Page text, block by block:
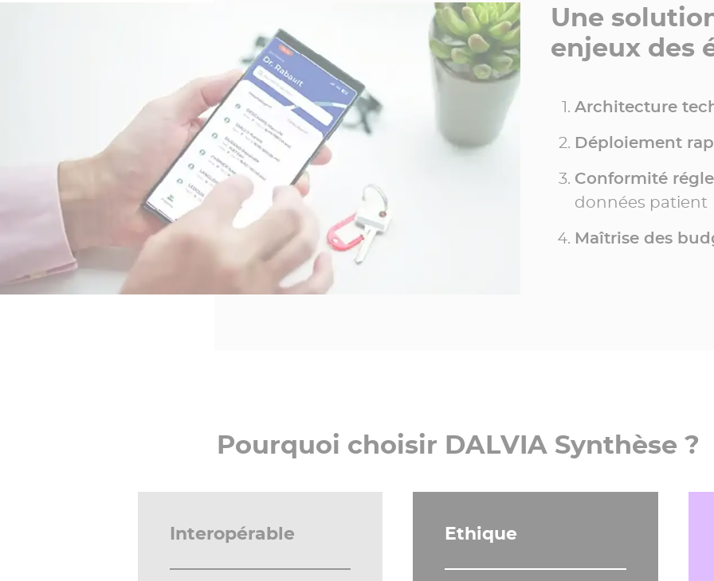
Une
enjeux des
Architecture
Déploiement
Conformité
données patient
Maîtrise des
Pourquoi choisir DALVIA Synthèse ?
Interopérable Ethique